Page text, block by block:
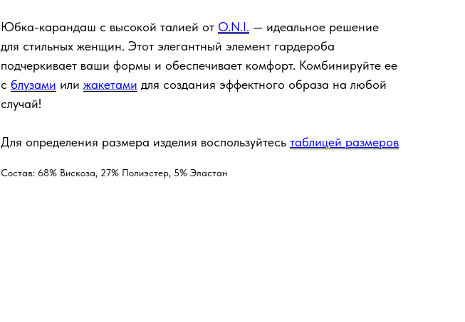
Юбка-карандаш с высокой талией от O.N.I. — идеальное решение
для стильных женщин. Этот элегантный элемент гардероба
подчеркивает ваши формы и обеспечивает комфорт. Комбинируйте ее
с блузами или жакетами для создания эффектного образа на любой
случай!
Для определения размера изделия воспользуйтесь таблицей размеров
Состав: 68% Вискоза, 27% Полиэстер, 5% Эластан